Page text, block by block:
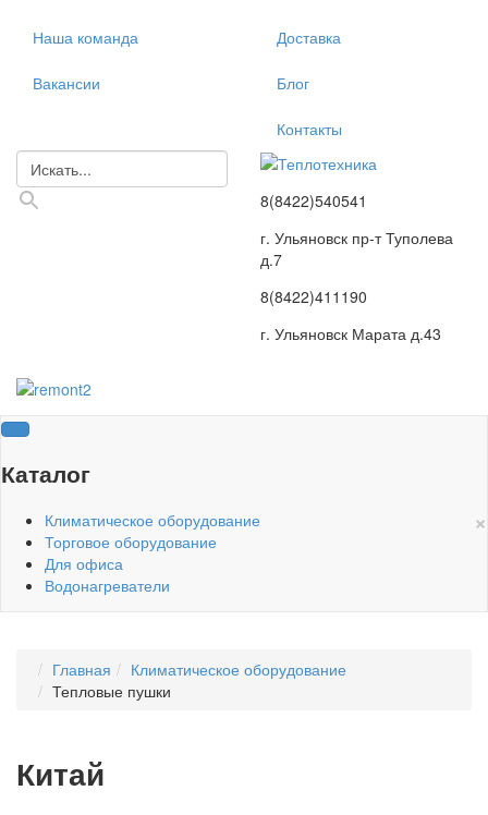
Наша команда
Вакансии
Доставка
Блог
Контакты
8(8422)540541
г. Ульяновск пр-т Туполева
д.7
8(8422)411190
г. Ульяновск Марата д.43
Каталог
×
Климатическое оборудование
Торговое оборудование
Для офиса
Водонагреватели
Главная
Климатическое оборудование
Тепловые пушки
Китай